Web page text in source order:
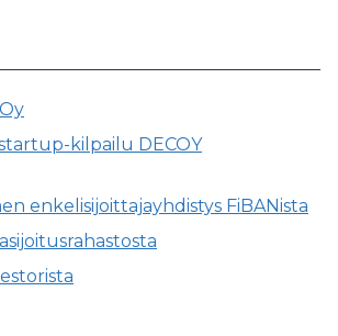
kilpailu DECOY
enkelisijoittajayhdistys FiBANista